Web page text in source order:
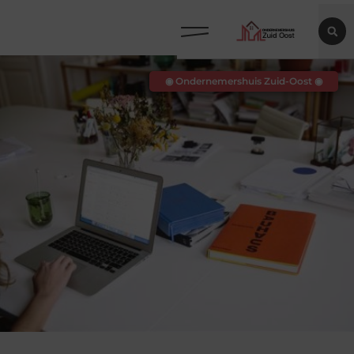
◉ Ondernemershuis Zuid-Oost ◉